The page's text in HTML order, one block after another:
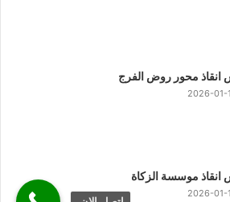
انقاذ محور روض الفرج
2026-01-
انقاذ موسسة الزكاة
2026-01-